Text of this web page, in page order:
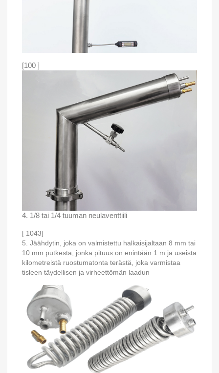
[100 ]
4. 1/8 tai 1/4 tuuman neulaventtiili
[ 1043]
5. Jäähdytin, joka on valmistettu halkaisijaltaan 8 mm tai
10 mm putkesta, jonka pituus on enintään 1 m ja useista
kilometreistä ruostumatonta terästä, joka varmistaa
tisleen täydellisen ja virheettömän laadun